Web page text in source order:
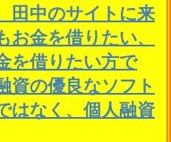
田中のサイトに来
金を借りたい、
を借りたい方で
資の優良なソフト
はなく、個人融資